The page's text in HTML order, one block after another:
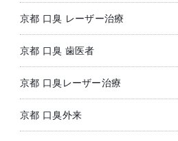
京都 口臭 レーザー治療
京都 口臭 歯医者
京都 口臭レーザー治療
京都 口臭外来